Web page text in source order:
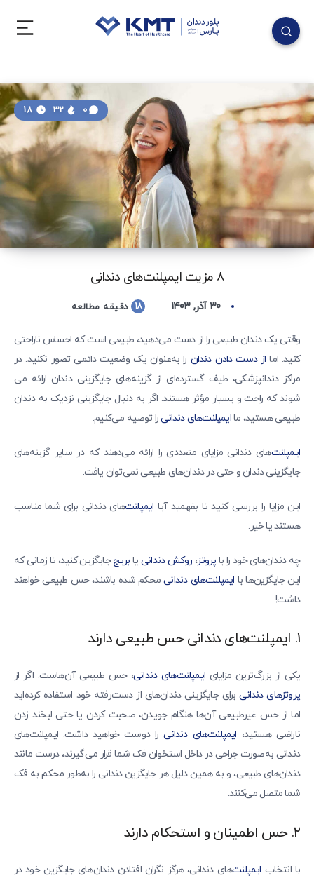
۸ مزیت ایمپلنت‌های دندانی
0
32
۳۰ آذر, ۱۴۰۳ 18 دقیقه مطالعه
وقتی یک دندان طبیعی را از دست می‌دهید، طبیعی است که احساس ناراحتی
کنید. امااز دست دادن دندان را به‌عنوان یک وضعیت دائمی تصور نکنید. در
مراکز دندانپزشکی، طیف گسترده‌ای از گزینه‌های جایگزینی دندان ارائه می‌
شوند که راحت و بسیار مؤثر هستند. اگر به دنبال جایگزینی نزدیک به دندان
طبیعی هستید، ماایمپلنت‌های دندانیرا توصیه می‌کنیم.
ایمپلنت‌های دندانی مزایای متعددی را ارائه می‌دهند که در سایر گزینه‌های
جایگزینی دندان و حتی در دندان‌های طبیعی نمی‌توان یافت.
این مزایا را بررسی کنید تا بفهمید آیا ایمپلنت‌های دندانی برای شما مناسب
هستند یا خیر.
چه دندان‌های خود را با پروتز، روکش دندانی یا بریججایگزین کنید، تا زمانی که
این جایگزین‌ها با ایمپلنت‌های دندانیمحکم شده باشند، حس طبیعی خواهند
داشت!
1. ایمپلنت‌های دندانی حس طبیعی دارند
یکی از بزرگ‌ترین مزایای ایمپلنت‌های دندانی، حس طبیعی آن‌هاست. اگر از
پروتزهای دندانیبرای جایگزینی دندان‌های از دست‌رفته خود استفاده کرده‌اید
اما از حس غیرطبیعی آن‌ها هنگام جویدن، صحبت کردن یا حتی لبخند زدن
ناراضی هستید، ایمپلنت‌های دندانیرا دوست خواهید داشت. ایمپلنت‌های
دندانی به‌صورت جراحی در داخل استخوان فک شما قرار می‌گیرند، درست مانند
دندان‌های طبیعی، و به همین دلیل هر جایگزین دندانی را به‌طور محکم به فک
شما متصل می‌کنند.
۲. حس اطمینان و استحکام دارند
با انتخاب ایمپلنت‌های دندانی، هرگز نگران افتادن دندان‌های جایگزین خود در